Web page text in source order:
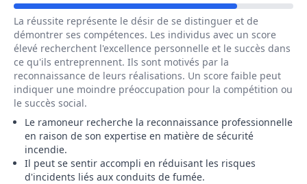
La réussite représente le désir de se distinguer et de
démontrer ses compétences. Les individus avec un score
élevé recherchent l'excellence personnelle et le succès dans
ce qu'ils entreprennent. Ils sont motivés par la
reconnaissance de leurs réalisations. Un score faible peut
indiquer une moindre préoccupation pour la compétition ou
le succès social.
Le ramoneur recherche la reconnaissance professionnelle
en raison de son expertise en matière de sécurité
incendie.
Il peut se sentir accompli en réduisant les risques
d'incidents liés aux conduits de fumée.